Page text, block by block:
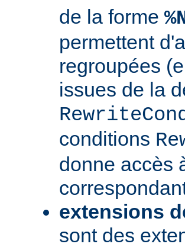
de la forme
permettent
regroupées
issues de la
conditions
donne accès
extensions
sont des